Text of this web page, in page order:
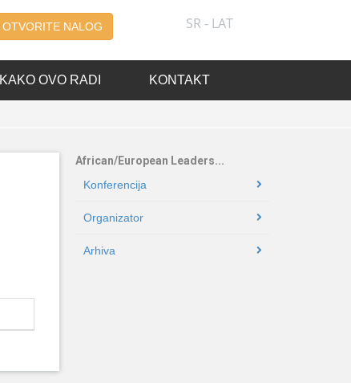
OTVORITE NALOG SR - LAT
KAKO OVO RADI KONTAKT
African/European Leaders...
Konferencija
Organizator
Arhiva